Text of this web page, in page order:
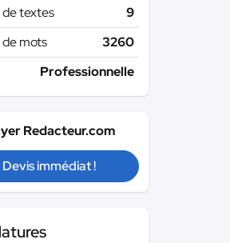
textes
9
mots
3260
Professionnelle
Redacteur.com
Devis immédiat !